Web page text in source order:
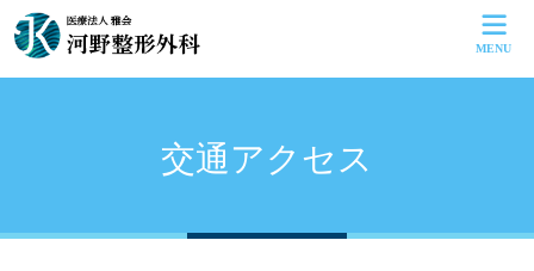
MENU
病院紹介
交通アクセス